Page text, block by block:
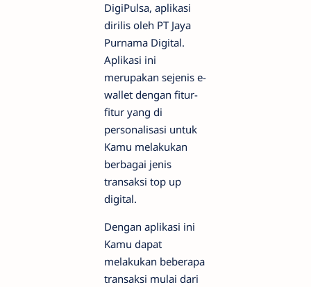
DigiPulsa, aplikasi
dirilis oleh PT Jaya
Purnama Digital.
Aplikasi ini
merupakan sejenis e-
wallet dengan fitur-
fitur yang di
personalisasi untuk
Kamu melakukan
berbagai jenis
transaksi top up
digital.
Dengan aplikasi ini
Kamu dapat
melakukan beberapa
transaksi mulai dari